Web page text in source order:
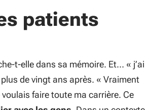
patients
t-elle dans sa mémoire. Et… « j’ai
plus de vingt ans après. « Vraiment
voulais faire toute ma carrière. Ce